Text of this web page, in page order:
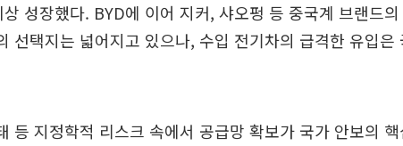
성장했다. BYD에 이어 지커, 샤오펑 등 중국계 브랜드
선택지는 넓어지고 있으나, 수입 전기차의 급격한 유입은
등 지정학적 리스크 속에서 공급망 확보가 국가 안보의